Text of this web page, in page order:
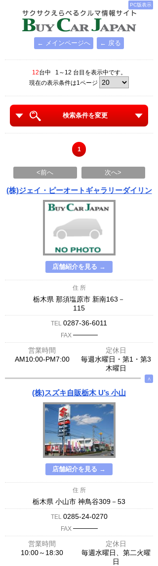
PC版表示
← メインページへ ← 戻る
12台中 1～12 台目を表示中です。
現在の表示条件は1ページ
検索条件を変更
1
<前へ 次へ>
(株)ジェイ・ピーオートギャラリーダイリン
店舗紹介を見る →
住 所
栃木県 那須塩原市 新南163－
115
TEL 0287-36-6011
FAX ─────
営業時間
定休日
AM10:00-PM7:00
毎週水曜日・第1・第3
木曜日
∧
(株)スズキ自販栃木 U’s 小山
店舗紹介を見る →
住 所
栃木県 小山市 神鳥谷309－53
TEL 0285-24-0270
FAX ─────
営業時間
定休日
10:00～18:30
毎週水曜日、第二火曜
日